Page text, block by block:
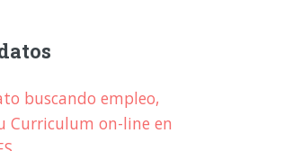
buscando empleo,
Curriculum on-line en